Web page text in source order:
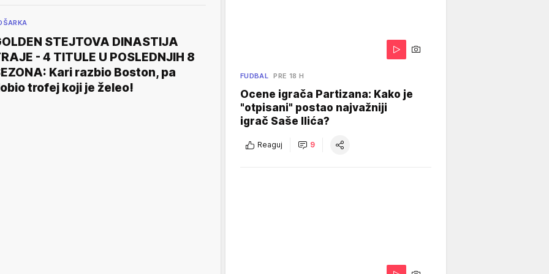
STEJTOVA DINASTIJA
- 4 TITULE U POSLEDNJIH 8
Kari razbio Boston, pa
trofej koji je želeo!
FUDBAL PRE 18 H
Ocene igrača Partizana: Kako je
"otpisani" postao najvažniji
igrač Saše Ilića?
Reaguj 9